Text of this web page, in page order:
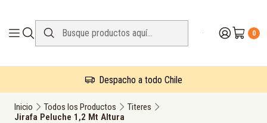
0
Despacho a todo Chile
Inicio Todos los Productos
Titeres
Jirafa Peluche 1,2 Mt Altura